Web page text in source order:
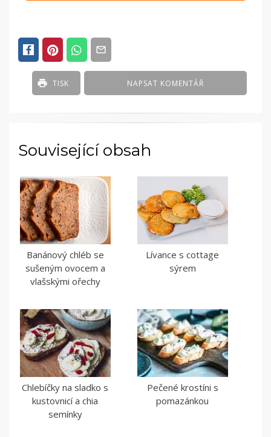
NAPSAT KOMENTÁŘ
TISK
Související obsah
Banánový chléb se
sušeným ovocem a
vlašskými ořechy
Lívance s cottage
sýrem
Chlebíčky na sladko s
kustovnicí a chia
semínky
Pečené krostíni s
pomazánkou